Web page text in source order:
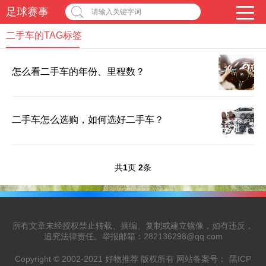
足球赛事 请输入关键字词
二手车的TAG标签
怎么看二手车的年份、里程数？
二手车怎么选购，如何选好二手车？
共1页 2条
所有文章未经授权禁止转载、摘编、复制或建立镜像，如有违反，
追究法律责任。举报邮箱：282136298@qq.com
Copyright © 2002-2021 好物推荐 版权所有 网站备案号：
黑ICP